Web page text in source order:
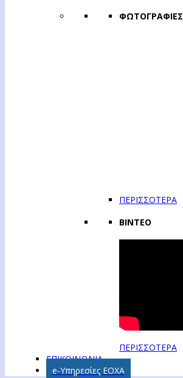
ΦΩΤΟΓΡΑΦΙΕΣ
ΠΕΡΙΣΣΟΤΕΡΑ
ΒΙΝΤΕΟ
ΠΕΡΙΣΣΟΤΕΡΑ
ΕΠΙΚΟΙΝΩΝΙΑ
e-Υπηρεσίες ΕΟΧΑ